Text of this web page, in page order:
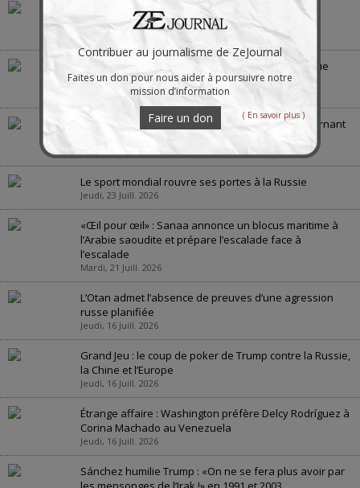
Quelles seront les conséquences de la menace
européenne de voler le pétrole russe
La guerre en Ukraine : « la bataille de Crimée », vue
depuis la Crimée
Jeudi, 30 Juill. 2026
La guerre des États-Unis contre l’Iran scelle le tournant
Jeudi, 23 Juill. 2026
Le sport mondial rouvre ses portes à la Russie
Jeudi, 23 Juill. 2026
«Œil pour œil» : Sanaa annonce un blocus maritime à
l’Arabie saoudite et prépare l’escalade face à
l’escalade
Mardi, 21 Juill. 2026
L’Otan admet l’absence de preuves d’une agression
russe planifiée
Jeudi, 16 Juill. 2026
Grand Jeu : le coup de poker de Trump contre la Russie,
la Chine et l’Europe
Jeudi, 16 Juill. 2026
Étrange affaire : Washington préfère Delcy Rodríguez à
Corina Machado au Venezuela
Jeudi, 16 Juill. 2026
Sánchez humilie Trump : «On ne se fera plus avoir par
Contribuer au journalisme de ZeJournal
Faites un don pour nous aider à poursuivre notre
mission d’information
Faire un don ( En savoir plus )